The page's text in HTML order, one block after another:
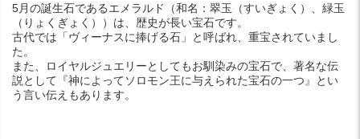
5月の誕生石であるエメラルド（和名：翠玉（すいぎょく）、緑玉
（りょくぎょく））は、歴史が長い宝石です。
古代では「ヴィーナスに捧げる石」と呼ばれ、重宝されていまし
た。
また、ロイヤルジュエリーとしてもお馴染みの宝石で、著名な伝
説として『神によってソロモン王に与えられた宝石の一つ』とい
う言い伝えもあります。